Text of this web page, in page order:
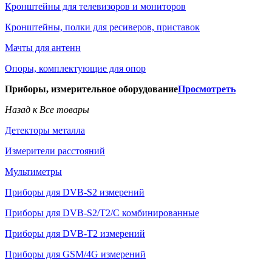
Кронштейны для телевизоров и мониторов
Кронштейны, полки для ресиверов, приставок
Мачты для антенн
Опоры, комплектующие для опор
Приборы, измерительное оборудованиеПросмотреть
Назад к Все товары
Детекторы металла
Измерители расстояний
Мультиметры
Приборы для DVB-S2 измерений
Приборы для DVB-S2/T2/C комбинированные
Приборы для DVB-T2 измерений
Приборы для GSM/4G измерений